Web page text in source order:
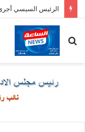
الرئيس السيسي أجرى
عن